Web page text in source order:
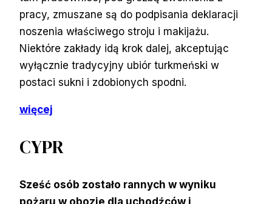
pracy, zmuszane są do podpisania deklaracji
noszenia właściwego stroju i makijażu.
Niektóre zakłady idą krok dalej, akceptując
wyłącznie tradycyjny ubiór turkmeński w
postaci sukni i zdobionych spodni.
więcej
CYPR
Sześć osób zostało rannych w wyniku